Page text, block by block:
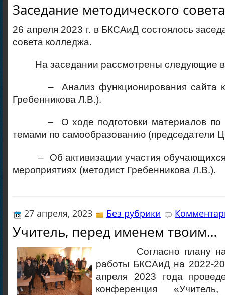
Заседание методического совета
26 апреля 2023 г. в БКСАиД состоялось
совета колледжа.
На заседании рассмотрены следующие
– Анализ функционирования сайта
Гребенникова Л.В.).
– О ходе подготовки материалов по
темами по самообразованию (председатели
– Об активизации участия обучающихся
мероприятиях (методист Гребенникова Л.В.).
27 апреля, 2023 Без рубрики
Учитель, перед именем твоим…
Согласно плану
работы БКСАиД на 2022-
апреля 2023 года
конференция